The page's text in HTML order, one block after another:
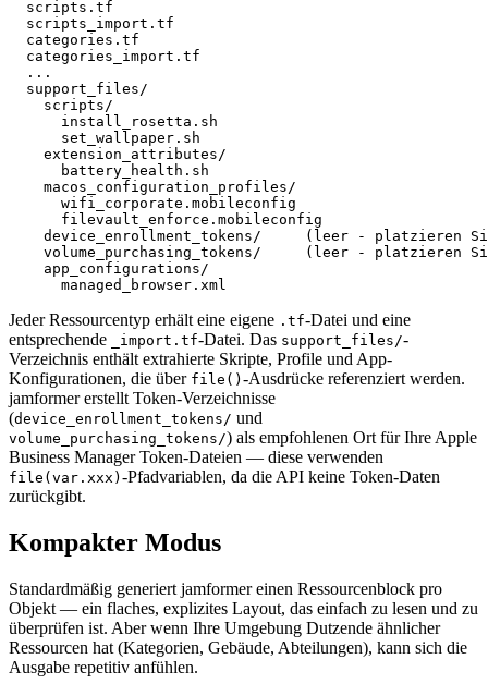
  scripts.tf
  scripts_import.tf
  categories.tf
  categories_import.tf
  ...
  support_files/
    scripts/
      install_rosetta.sh
      set_wallpaper.sh
    extension_attributes/
      battery_health.sh
    macos_configuration_profiles/
      wifi_corporate.mobileconfig
      filevault_enforce.mobileconfig
device_enrollment_tokens/     (leer - platzieren
volume_purchasing_tokens/     (leer - platzieren
    app_configurations/
Jeder Ressourcentyp erhält eine eigene .tf-Datei und eine
entsprechende
_import.tf-Datei. Das support_files/-
Verzeichnis enthält extrahierte Skripte, Profile und App-
Konfigurationen, die über file() -Ausdrücke referenziert werden.
jamformer erstellt Token-Verzeichnisse
(device_enrollment_tokens/ und
volume_purchasing_tokens/) als empfohlenen Ort für Ihre Apple
Business Manager Token-Dateien — diese verwenden
file(var.xxx) -Pfadvariablen, da die API keine Token-Daten
zurückgibt.
Kompakter Modus
Standardmäßig generiert jamformer einen Ressourcenblock pro
Objekt — ein flaches, explizites Layout, das einfach zu lesen und zu
überprüfen ist. Aber wenn Ihre Umgebung Dutzende ähnlicher
Ressourcen hat (Kategorien, Gebäude, Abteilungen), kann sich die
Ausgabe repetitiv anfühlen.